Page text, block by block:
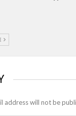
address will not be